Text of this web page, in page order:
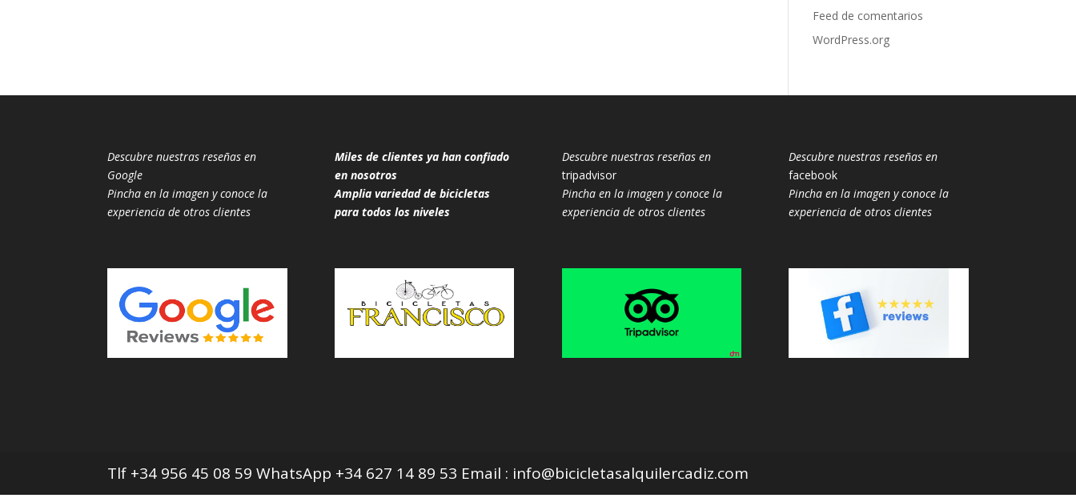
Feed de comentarios
WordPress.org
Descubre nuestras reseñas en
Google
Pincha en la imagen y conoce la
experiencia de otros clientes
Miles de clientes ya han confiado
en nosotros
Amplia variedad de bicicletas
para todos los niveles
Descubre nuestras reseñas en
tripadvisor
Pincha en la imagen y conoce la
experiencia de otros clientes
Descubre nuestras reseñas en
facebook
Pincha en la imagen y conoce la
experiencia de otros clientes
Tlf +34 956 45 08 59 WhatsApp +34 627 14 89 53 Email : info@bicicletasalquilercadiz.com